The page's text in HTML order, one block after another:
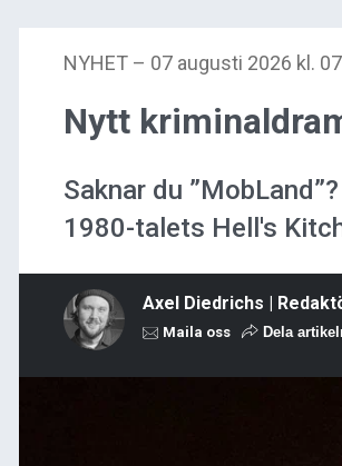
NYHET – 07 augusti 2026 kl.
Nytt
Saknar du
1980-talets Hell's
Axel Diedrichs |
Maila oss Dela